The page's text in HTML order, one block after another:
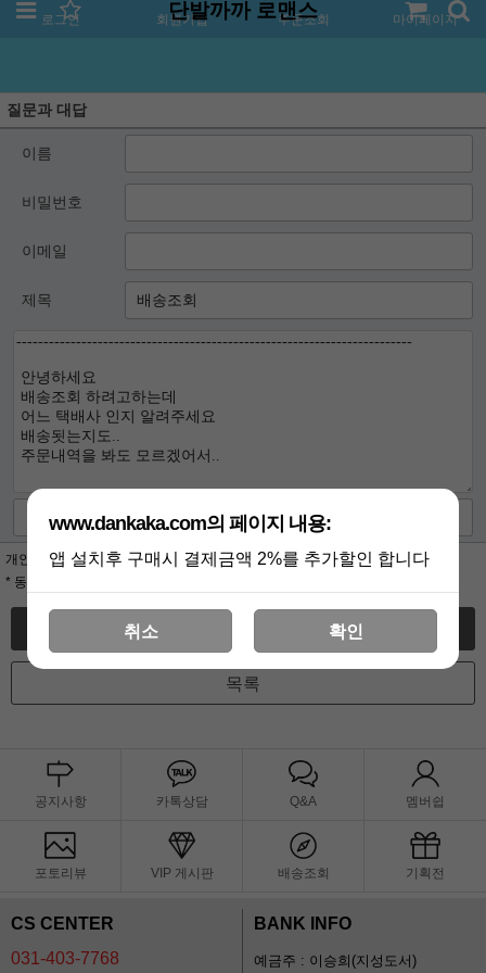
로그인 회원가입 주문조회 마이페이지
단발까까 로맨스
질문과 대답
이름
비밀번호
이메일
제목
개인정보 수집,이용에 대한 동의 동의 동의안함 약관보기
* 동의하셔야 서비스를 이용하실 수 있습니다.
목록
공지사항 카톡상담 Q&A 멤버쉽
포토리뷰 VIP 게시판 배송조회 기획전
CS CENTER
031-403-7768
BANK INFO
예금주 : 이승희(지성도서)
www.dankaka.com의 페이지 내용:
앱 설치후 구매시 결제금액 2%를 추가할인 합니다
취소 확인